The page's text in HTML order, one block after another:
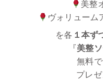
美整
ヴォリューム
を各 １本ず
『 美整ソ
無料
プレ